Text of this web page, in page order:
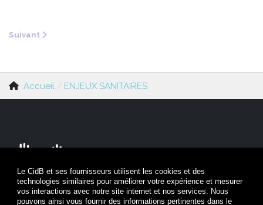
Le CidB et ses fournisseurs utilisent les cookies et des
technologies similaires pour améliorer votre expérience et mesurer
vos interactions avec notre site internet et nos services. Nous
pouvons ainsi vous fournir des informations pertinentes dans le
Suivant
Accueil ENJEUX SANITAIRES
Nous contacter